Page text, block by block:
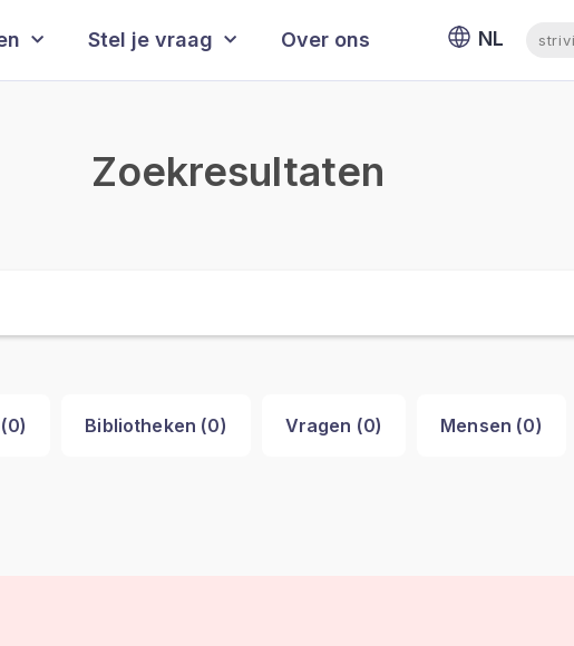
Stel je vraag Over ons NL
EN
Zoekresultaten
0) Bibliotheken (0) Vragen (0) Mensen (0)